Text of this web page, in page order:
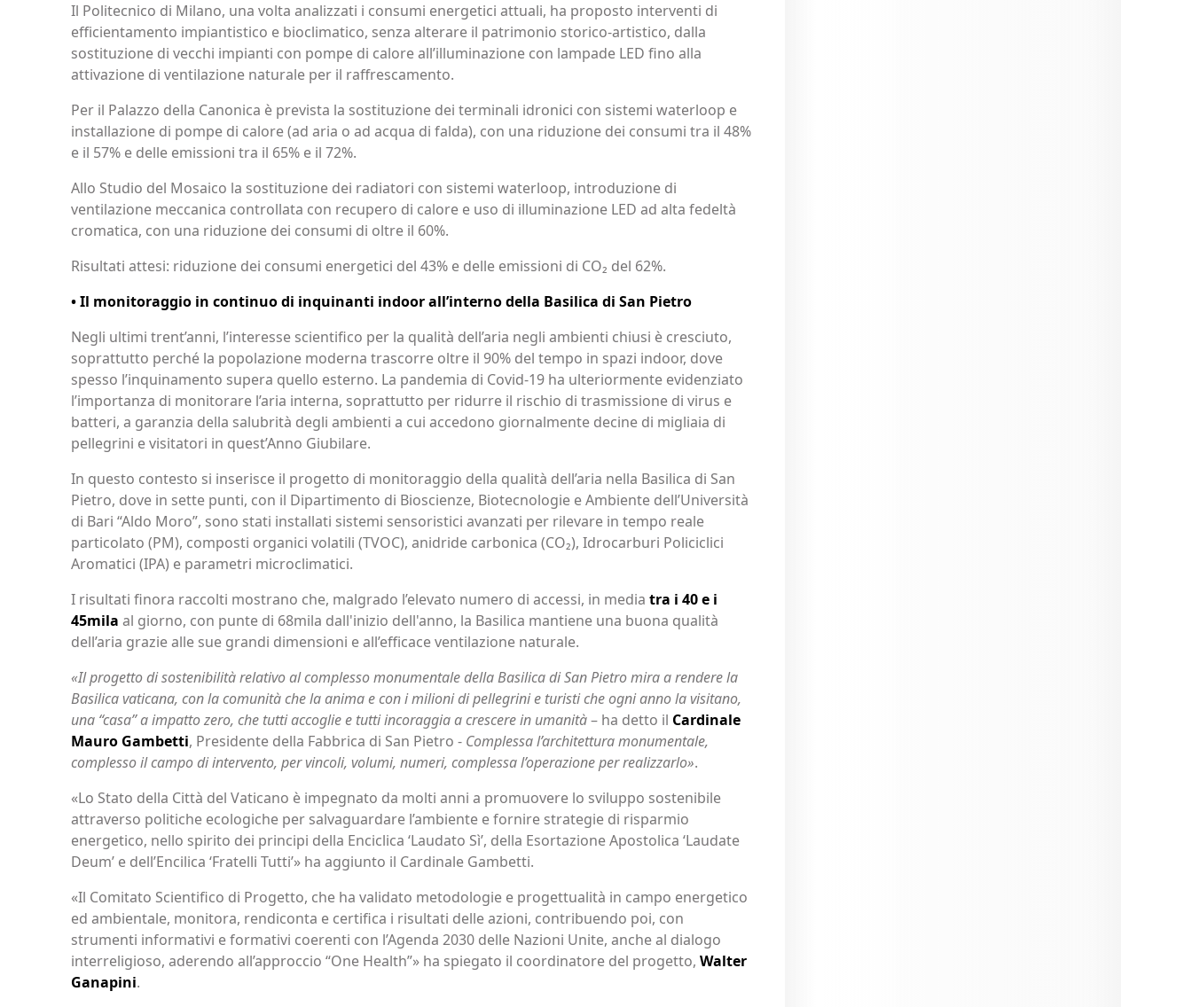
Il Politecnico di Milano, una volta analizzati i consumi energetici attuali, ha proposto interventi di
efficientamento impiantistico e bioclimatico, senza alterare il patrimonio storico-artistico, dalla
sostituzione di vecchi impianti con pompe di calore all’illuminazione con lampade LED fino alla
attivazione di ventilazione naturale per il raffrescamento.
Per il Palazzo della Canonica è prevista la sostituzione dei terminali idronici con sistemi waterloop e
installazione di pompe di calore (ad aria o ad acqua di falda), con una riduzione dei consumi tra il 48%
e il 57% e delle emissioni tra il 65% e il 72%.
Allo Studio del Mosaico la sostituzione dei radiatori con sistemi waterloop, introduzione di
ventilazione meccanica controllata con recupero di calore e uso di illuminazione LED ad alta fedeltà
cromatica, con una riduzione dei consumi di oltre il 60%.
Risultati attesi: riduzione dei consumi energetici del 43% e delle emissioni di CO₂ del 62%.
• Il monitoraggio in continuo di inquinanti indoor all’interno della Basilica di San Pietro
Negli ultimi trent’anni, l’interesse scientifico per la qualità dell’aria negli ambienti chiusi è cresciuto,
soprattutto perché la popolazione moderna trascorre oltre il 90% del tempo in spazi indoor, dove
spesso l’inquinamento supera quello esterno. La pandemia di Covid-19 ha ulteriormente evidenziato
l’importanza di monitorare l’aria interna, soprattutto per ridurre il rischio di trasmissione di virus e
batteri, a garanzia della salubrità degli ambienti a cui accedono giornalmente decine di migliaia di
pellegrini e visitatori in quest’Anno Giubilare.
In questo contesto si inserisce il progetto di monitoraggio della qualità dell’aria nella Basilica di San
Pietro, dove in sette punti, con il Dipartimento di Bioscienze, Biotecnologie e Ambiente dell’Università
di Bari “Aldo Moro”, sono stati installati sistemi sensoristici avanzati per rilevare in tempo reale
particolato (PM), composti organici volatili (TVOC), anidride carbonica (CO₂), Idrocarburi Policiclici
Aromatici (IPA) e parametri microclimatici.
I risultati finora raccolti mostrano che, malgrado l’elevato numero di accessi, in media tra i 40 e i
45mila al giorno, con punte di 68mila dall'inizio dell'anno, la Basilica mantiene una buona qualità
dell’aria grazie alle sue grandi dimensioni e all’efficace ventilazione naturale.
«Il progetto di sostenibilità relativo al complesso monumentale della Basilica di San Pietro mira a rendere la
Basilica vaticana, con la comunità che la anima e con i milioni di pellegrini e turisti che ogni anno la visitano,
una “casa” a impatto zero, che tutti accoglie e tutti incoraggia a crescere in umanità– ha detto il Cardinale
Mauro Gambetti, Presidente della Fabbrica di San Pietro - Complessa l’architettura monumentale,
complesso il campo di intervento, per vincoli, volumi, numeri, complessa l’operazione per realizzarlo».
«Lo Stato della Città del Vaticano è impegnato da molti anni a promuovere lo sviluppo sostenibile
attraverso politiche ecologiche per salvaguardare l’ambiente e fornire strategie di risparmio
energetico, nello spirito dei principi della Enciclica ‘Laudato Sì’, della Esortazione Apostolica ‘Laudate
Deum’ e dell’Encilica ‘Fratelli Tutti’» ha aggiunto il Cardinale Gambetti.
«Il Comitato Scientifico di Progetto, che ha validato metodologie e progettualità in campo energetico
ed ambientale, monitora, rendiconta e certifica i risultati delle azioni, contribuendo poi, con
strumenti informativi e formativi coerenti con l’Agenda 2030 delle Nazioni Unite, anche al dialogo
interreligioso, aderendo all’approccio “One Health”» ha spiegato il coordinatore del progetto, Walter
Ganapini.